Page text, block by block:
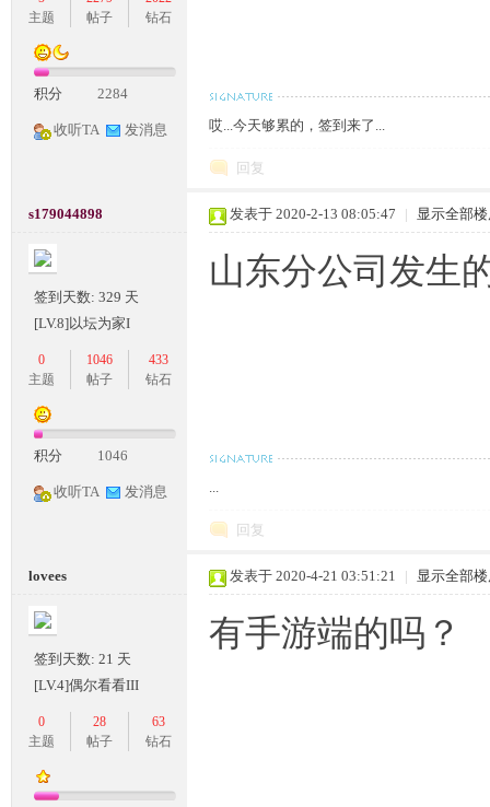
论
坛,
主题
帖子
钻石
积分 2284
收听TA 发消息 哎...今天够累的，签到来了...
回复
s179044898
签到天数: 329 天
[LV.8]以坛为家I
0
主题
1046
帖子
433
钻石
积分 1046
收听TA 发消息
发表于 2020-2-13 08:05:47 | 显示全部
山东分公司发生
...
回复
lovees
签到天数: 21 天
[LV.4]偶尔看看III
0
主题
28
帖子
63
钻石
发表于 2020-4-21 03:51:21 | 显示全部
有手游端的吗？